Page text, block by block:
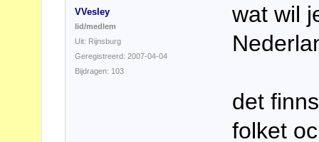
VVesley
lid/medlem
Uit: Rijnsburg
Geregistreerd: 2007-04-04
Bijdragen: 103
wat wil
det
folket